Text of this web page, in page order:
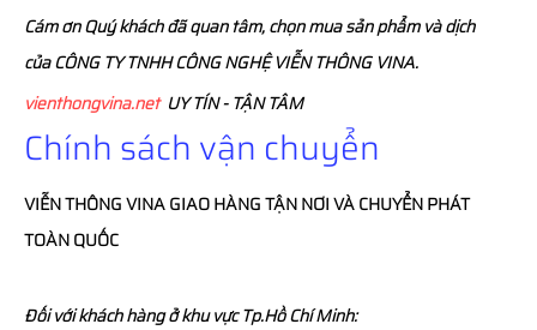
Cám ơn Quý khách đã quan tâm, chọn mua sản phẩm và dịch
của CÔNG TY TNHH CÔNG NGHỆ VIỄN THÔNG VINA.
vienthongvina.netUY TÍN - TẬN TÂM
Chính sách vận chuyển
VIỄN THÔNGVINAGIAO HÀNG TẬN NƠI VÀ CHUYỂN PHÁT
TOÀN QUỐC
Đối với khách hàng ở khu vực Tp.Hồ Chí Minh: